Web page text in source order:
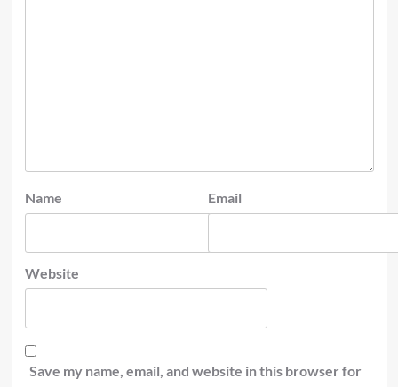
Name Email
Website
Save my name, email, and website in this browser for